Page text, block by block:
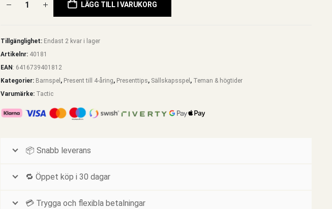
LÄGG TILL I VARUKORG
Tillgänglighet: Endast 2 kvar i lager
Artikelnr: 40181
EAN : 6416739401812
Kategorier: Barnspel , Present till 4-åring, Presenttips, Sällskapsspel , Teman & högtider
Varumärke: Tactic
📦 Snabb leverans
🔁 Öppet köp i 30 dagar
💳 Trygga och flexibla betalningar